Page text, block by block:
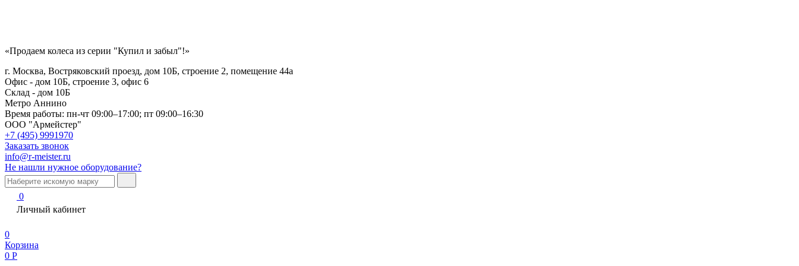
«Продаем колеса из серии "Купил и забыл"!»
г. Москва, Востряковский проезд, дом 10Б, строение 2, помещение 44а
Офис - дом 10Б, строение 3, офис 6
Склад - дом 10Б
Метро Аннино
Время работы: пн-чт 09:00–17:00; пт 09:00–16:30
ООО "Армейстер"
+7 (495) 9991970
Заказать звонок
info@r-meister.ru
Не нашли нужное оборудование?
0
Личный кабинет
0
Корзина
0 Р